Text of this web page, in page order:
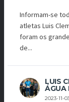
Informam-se
atletas Luis
foram os
de...
LUIS
ÁGUA
2023-11-